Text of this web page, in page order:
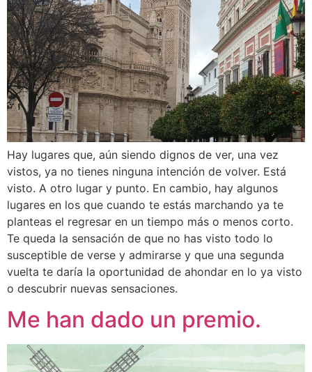
Hay lugares que, aún siendo dignos de ver, una vez
vistos, ya no tienes ninguna intención de volver. Está
visto. A otro lugar y punto. En cambio, hay algunos
lugares en los que cuando te estás marchando ya te
planteas el regresar en un tiempo más o menos corto.
Te queda la sensación de que no has visto todo lo
susceptible de verse y admirarse y que una segunda
vuelta te daría la oportunidad de ahondar en lo ya visto
o descubrir nuevas sensaciones.
Me han dado un premio.